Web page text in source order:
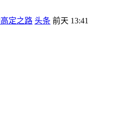
定之路 头条 前天 13:41